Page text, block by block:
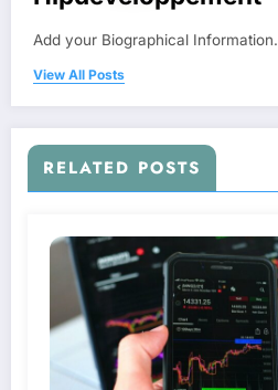
Add your Biographical Information.
View All Posts
RELATED POSTS